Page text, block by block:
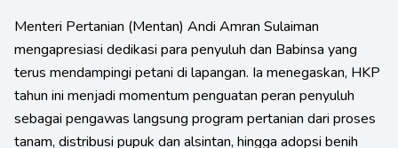
Menteri Pertanian (Mentan) Andi Amran Sulaiman
mengapresiasi dedikasi para penyuluh dan Babinsa yang
terus mendampingi petani di lapangan. Ia menegaskan, HKP
tahun ini menjadi momentum penguatan peran penyuluh
sebagai pengawas langsung program pertanian dari proses
tanam, distribusi pupuk dan alsintan, hingga adopsi benih